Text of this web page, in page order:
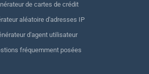
de cartes de crédit
aléatoire d'adresses IP
d'agent utilisateur
fréquemment posées